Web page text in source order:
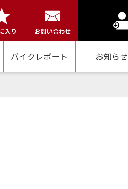
入り お問い合わせ
バイクレポート お知らせ